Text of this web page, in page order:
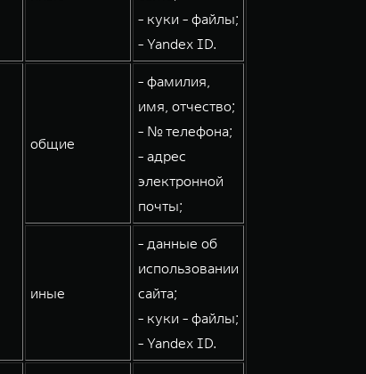
- куки - файлы;
- Yandex ID.
общие
- фамилия,
имя, отчество;
- № телефона;
- адрес
электронной
почты;
иные
- данные об
использовании
сайта;
- куки - файлы;
- Yandex ID.